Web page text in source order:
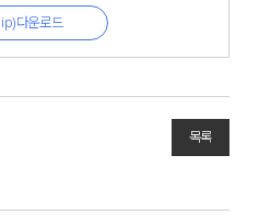
다운로드
목록